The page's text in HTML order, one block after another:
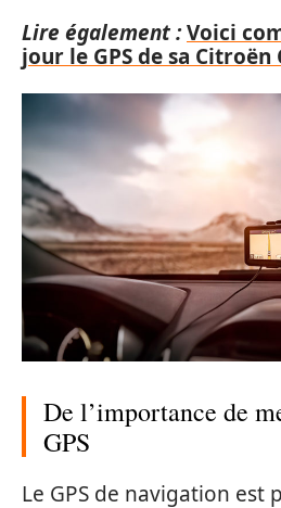
Lire également :Voici
jour le GPS de sa Citroën
De l’importance de
GPS
Le GPS de navigation est